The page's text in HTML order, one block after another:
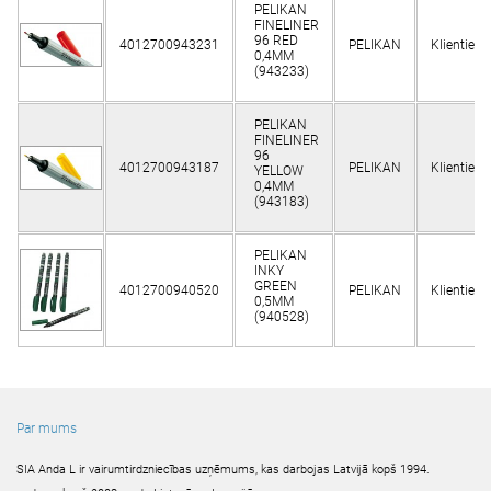
4012700943231
PELIKAN
FINELINER
96 RED
0,4MM
(943233)
PELIKAN Klientiem
4012700943187
PELIKAN
FINELINER
96
YELLOW
0,4MM
(943183)
PELIKAN Klientiem
4012700940520
PELIKAN
INKY
GREEN
0,5MM
(940528)
PELIKAN Klientiem
Par mums
SIA Anda L ir vairumtirdzniecības uzņēmums, kas darbojas Latvijā kopš 1994.